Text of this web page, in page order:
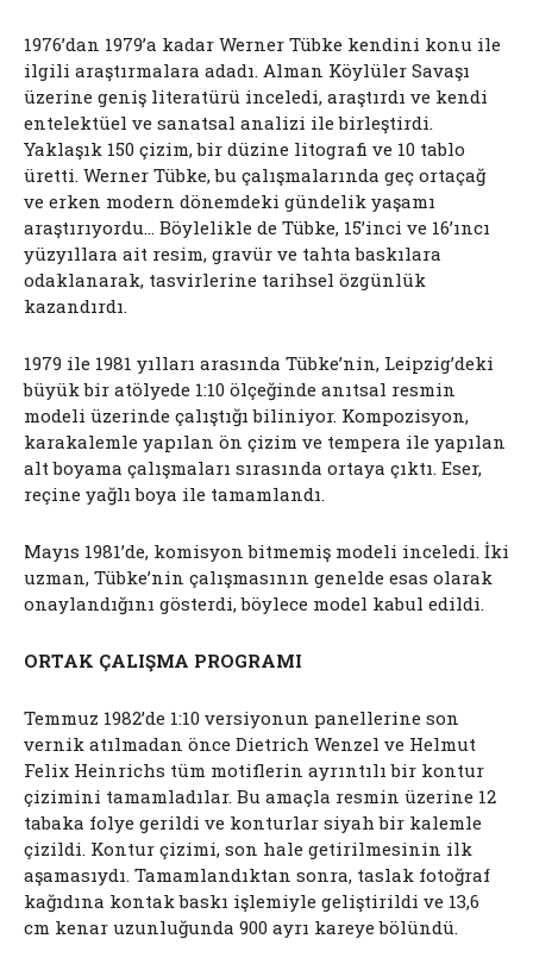
1976’dan 1979’a kadar Werner Tübke kendini konu ile
ilgili araştırmalara adadı. Alman Köylüler Savaşı
üzerine geniş literatürü inceledi, araştırdı ve kendi
entelektüel ve sanatsal analizi ile birleştirdi.
Yaklaşık 150 çizim, bir düzine litografi ve 10 tablo
üretti. Werner Tübke, bu çalışmalarında geç ortaçağ
ve erken modern dönemdeki gündelik yaşamı
araştırıyordu… Böylelikle de Tübke, 15’inci ve 16’ıncı
yüzyıllara ait resim, gravür ve tahta baskılara
odaklanarak, tasvirlerine tarihsel özgünlük
kazandırdı.
1979 ile 1981 yılları arasında Tübke’nin, Leipzig’deki
büyük bir atölyede 1:10 ölçeğinde anıtsal resmin
modeli üzerinde çalıştığı biliniyor. Kompozisyon,
karakalemle yapılan ön çizim ve tempera ile yapılan
alt boyama çalışmaları sırasında ortaya çıktı. Eser,
reçine yağlı boya ile tamamlandı.
Mayıs 1981’de, komisyon bitmemiş modeli inceledi. İki
uzman, Tübke’nin çalışmasının genelde esas olarak
onaylandığını gösterdi, böylece model kabul edildi.
ORTAK ÇALIŞMA PROGRAMI
Temmuz 1982’de 1:10 versiyonun panellerine son
vernik atılmadan önce Dietrich Wenzel ve Helmut
Felix Heinrichs tüm motiflerin ayrıntılı bir kontur
çizimini tamamladılar. Bu amaçla resmin üzerine 12
tabaka folye gerildi ve konturlar siyah bir kalemle
çizildi. Kontur çizimi, son hale getirilmesinin ilk
aşamasıydı. Tamamlandıktan sonra, taslak fotoğraf
kağıdına kontak baskı işlemiyle geliştirildi ve 13,6
cm kenar uzunluğunda 900 ayrı kareye bölündü.